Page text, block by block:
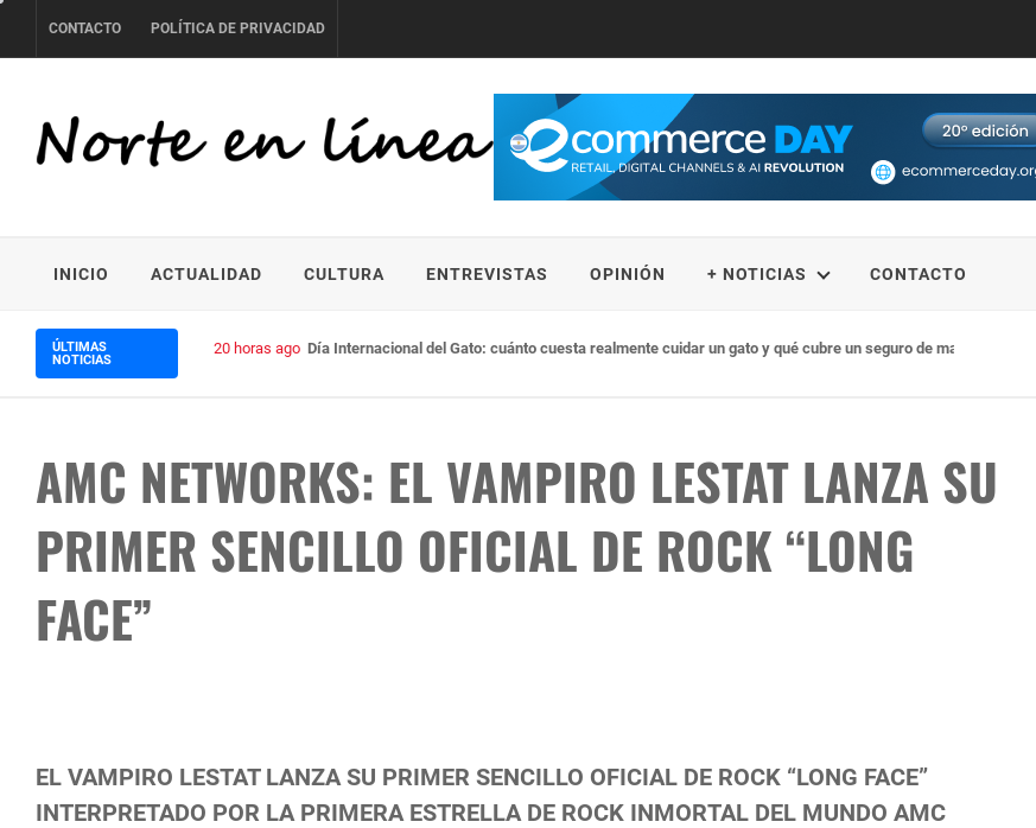
to
CONTACTO POLÍTICA DE PRIVACIDAD
INICIO ACTUALIDAD CULTURA ENTREVISTAS OPINIÓN + NOTICIAS CONTACTO
ÚLTIMAS
NOTICIAS
20 horas ago Día Internacional del Gato: cuánto cuesta realmente cuidar un gato y qué cubre un seguro de mascotas
AMC NETWORKS: EL VAMPIRO LESTAT LANZA SU
PRIMER SENCILLO OFICIAL DE ROCK “LONG
FACE”
EL VAMPIRO LESTAT LANZA SU PRIMER SENCILLO OFICIAL DE ROCK “LONG FACE”
INTERPRETADO POR LA PRIMERA ESTRELLA DE ROCK INMORTAL DEL MUNDO AMC